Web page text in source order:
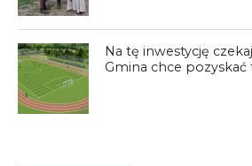
Na tę inwestycję
Gmina chce pozyskać